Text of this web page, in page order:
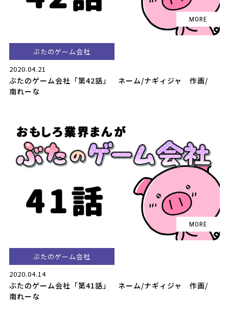
ぶたのゲーム会社
2020.04.21
ぶたのゲーム会社「第42話」 ネーム/ナギィジャ 作画/
南れーな
ぶたのゲーム会社
2020.04.14
ぶたのゲーム会社「第41話」 ネーム/ナギィジャ 作画/
南れーな